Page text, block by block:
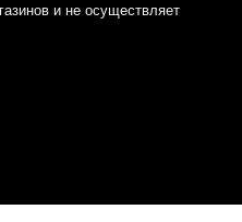
и не осуществляет